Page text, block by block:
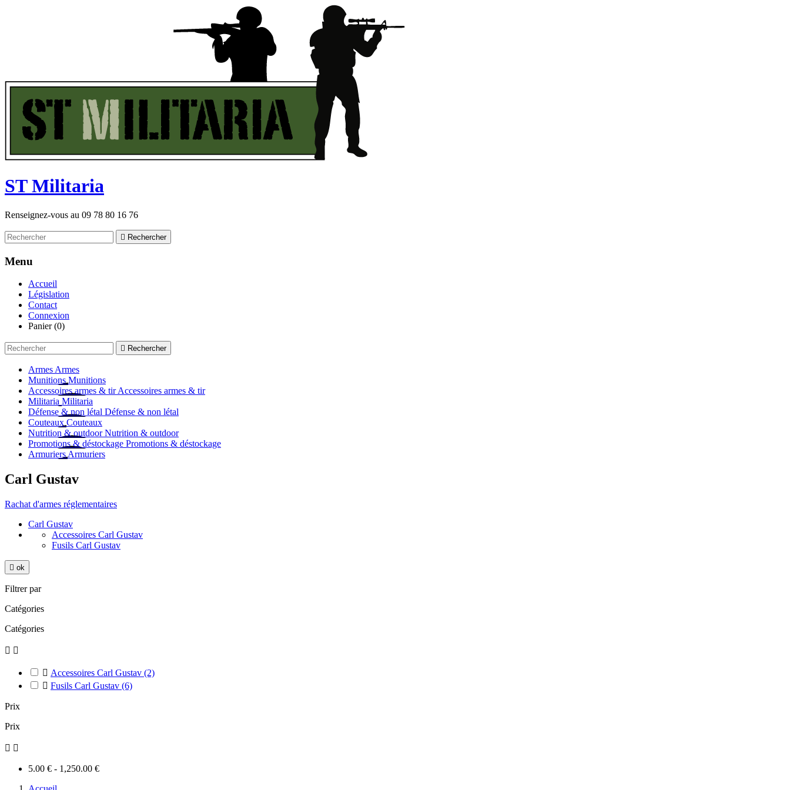
STMilitaria
Renseignez-vous au 09 78 80 16 76
 Rechercher
Menu
Accueil
Législation
Contact
Connexion
Panier (0)
 Rechercher
Armes Armes
Munitions Munitions
Accessoires armes & tir Accessoires armes & tir
Militaria Militaria
Défense & non létal Défense & non létal
Couteaux Couteaux
Nutrition & outdoor Nutrition & outdoor
Promotions & déstockage Promotions & déstockage
Armuriers Armuriers
Carl Gustav
Rachat d'armes réglementaires
Carl Gustav
Accessoires Carl Gustav
Fusils Carl Gustav
 ok
Filtrer par
Catégories
Catégories
 
 Accessoires Carl Gustav (2)
 Fusils Carl Gustav (6)
Prix
Prix
 
5.00 € - 1,250.00 €